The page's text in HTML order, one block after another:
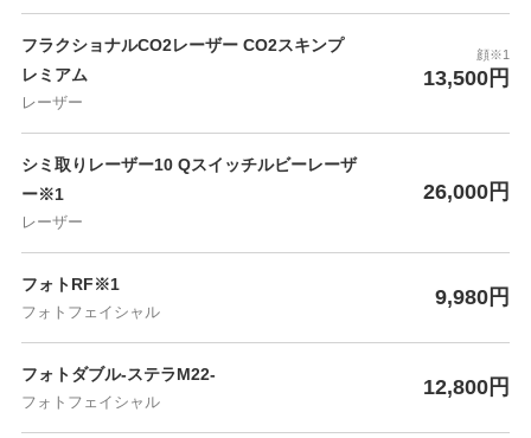
フラクショナルCO2レーザー CO2スキンプ
レミアム
レーザー
顔※1
13,500円
シミ取りレーザー10 Qスイッチルビーレーザ
ー※1
レーザー
26,000円
フォトRF※1
フォトフェイシャル
9,980円
フォトダブル-ステラM22-
フォトフェイシャル
12,800円